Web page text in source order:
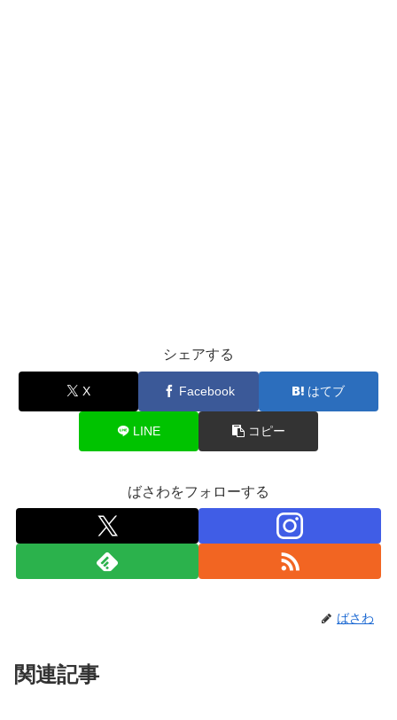
シェアする
X Facebook はてブ
LINE コピー
ばさわをフォローする
ばさわ
関連記事